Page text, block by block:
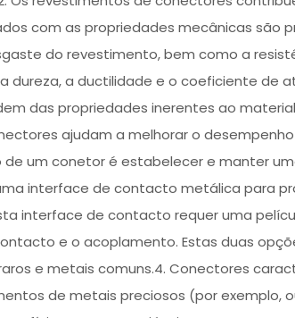
com as propriedades mecânicas são
do revestimento, bem como a
dureza, a ductilidade e o coeficiente de
das propriedades inerentes ao
ajudam a melhorar o
um conetor é estabelecer e manter
interface de contacto metálica para
interface de contacto requer uma
e o acoplamento. Estas duas
e metais comuns.4. Conectores
de metais preciosos (por exemplo,